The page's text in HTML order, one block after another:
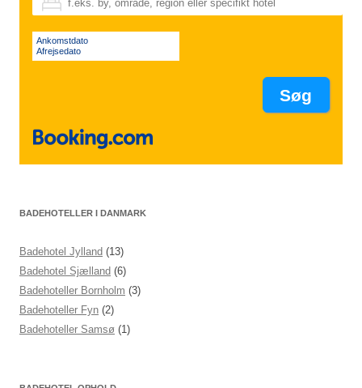
Ankomstdato
Afrejsedato
BADEHOTELLER I DANMARK
Badehotel Jylland (13)
Badehotel Sjælland (6)
Badehoteller Bornholm (3)
Badehoteller Fyn (2)
Badehoteller Samsø (1)